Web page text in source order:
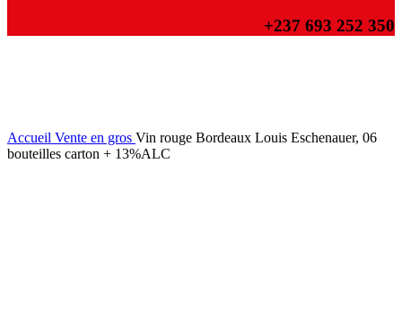
+237 693 252 350
Accueil Vente en gros Vin rouge Bordeaux Louis Eschenauer, 06
bouteilles carton + 13%ALC